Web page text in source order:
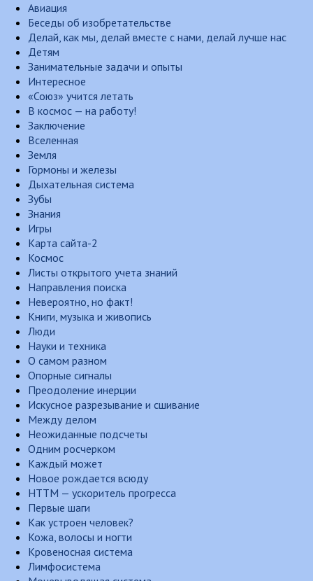
Авиация
Беседы об изобретательстве
Делай, как мы, делай вместе с нами, делай лучше нас
Детям
Занимательные задачи и опыты
Интересное
«Союз» учится летать
В космос — на работу!
Заключение
Вселенная
Земля
Гормоны и железы
Дыхательная система
Зубы
Знания
Игры
Карта сайта-2
Космос
Листы открытого учета знаний
Направления поиска
Невероятно, но факт!
Книги, музыка и живопись
Люди
Науки и техника
О самом разном
Опорные сигналы
Преодоление инерции
Искусное разрезывание и сшивание
Между делом
Неожиданные подсчеты
Одним росчерком
Каждый может
Новое рождается всюду
НТТМ — ускоритель прогресса
Первые шаги
Как устроен человек?
Кожа, волосы и ногти
Кровеносная система
Лимфосистема